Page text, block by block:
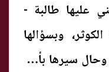
عليها طالبة -
وبسؤالها
21 الجاري، وحال سيرها بأحد